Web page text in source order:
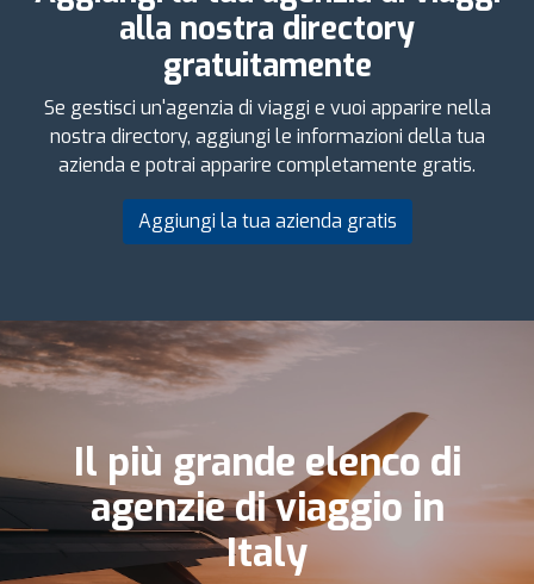
alla nostra directory
gratuitamente
Se gestisci un'agenzia di viaggi e vuoi apparire nella
nostra directory, aggiungi le informazioni della tua
azienda e potrai apparire completamente gratis.
Aggiungi la tua azienda gratis
Il più grande elenco di
agenzie di viaggio in
Italy